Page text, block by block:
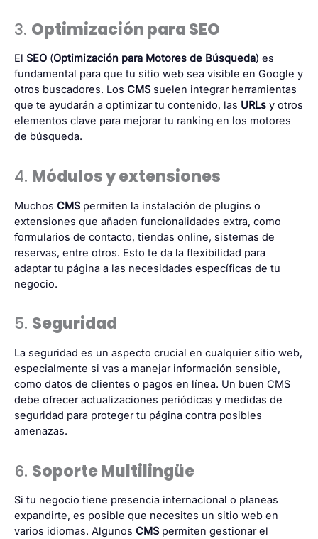
3. Optimización para SEO
El SEO (Optimización para Motores de Búsqueda) es
fundamental para que tu sitio web sea visible en Google y
otros buscadores. Los CMS suelen integrar herramientas
que te ayudarán a optimizar tu contenido, las URLs y otros
elementos clave para mejorar tu ranking en los motores
de búsqueda.
4. Módulos y extensiones
Muchos CMS permiten la instalación de plugins o
extensiones que añaden funcionalidades extra, como
formularios de contacto, tiendas online, sistemas de
reservas, entre otros. Esto te da la flexibilidad para
adaptar tu página a las necesidades específicas de tu
negocio.
5. Seguridad
La seguridad es un aspecto crucial en cualquier sitio web,
especialmente si vas a manejar información sensible,
como datos de clientes o pagos en línea. Un buen CMS
debe ofrecer actualizaciones periódicas y medidas de
seguridad para proteger tu página contra posibles
amenazas.
6. Soporte Multilingüe
Si tu negocio tiene presencia internacional o planeas
expandirte, es posible que necesites un sitio web en
varios idiomas. Algunos CMS permiten gestionar el